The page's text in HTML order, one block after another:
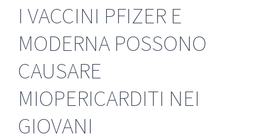
I VACCINI PFIZER E
MODERNA POSSONO
CAUSARE
MIOPERICARDITI NEI
GIOVANI